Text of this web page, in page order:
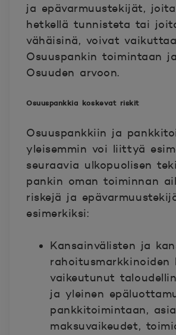
ja epävarmuustekijät,
hetkellä tunnisteta tai
vähäisinä, voivat vaikuttaa
Osuuspankin toimintaan
Osuuden arvoon.
Osuuspankkia koskevat riskit
Osuuspankkiin ja
yleisemmin voi liittyä
seuraavia ulkopuolisen
pankin oman toiminnan
riskejä ja
esimerkiksi:
Kansainvälisten ja
rahoitusmarkkinoiden
vaikeutunut
ja yleinen
pankkitoimintaan,
maksuvaikeudet,